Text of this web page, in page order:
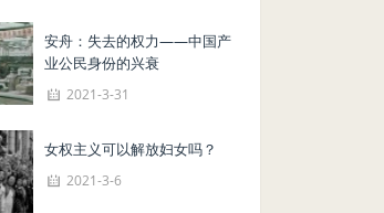
安舟：失去的权力——中国产
业公民身份的兴衰
2021-3-31
女权主义可以解放妇女吗？
2021-3-6